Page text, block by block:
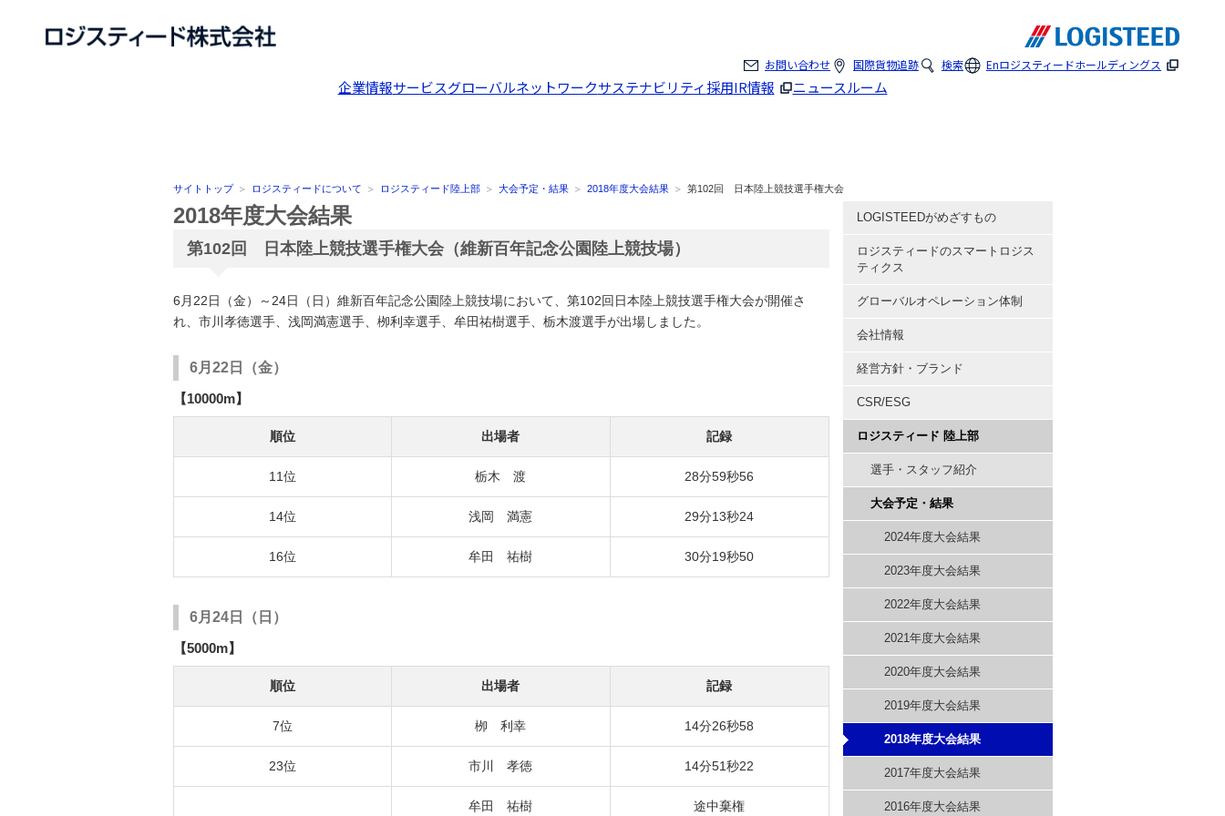
企業情報サービスグローバルネットワークサステナビリティ採用IR情報 ニュースルーム
お問い合わせ 国際貨物追跡 検索 Enロジスティードホールディングス
サイトトップ ロジスティードについて ロジスティード陸上部 大会予定・結果 2018年度大会結果 第102回 日本陸上競技選手権大会
2018年度大会結果
第102回 日本陸上競技選手権大会（維新百年記念公園陸上競技場）
6月22日（金）～24日（日）維新百年記念公園陸上競技場において、第102回日本陸上競技選手権大会が開催さ
れ、市川孝徳選手、浅岡満憲選手、栁利幸選手、牟田祐樹選手、栃木渡選手が出場しました。
6月22日（金）
【10000m】
順位 出場者 記録
11位 栃木 渡 28分59秒56
14位 浅岡 満憲 29分13秒24
16位 牟田 祐樹 30分19秒50
6月24日（日）
【5000m】
順位 出場者 記録
7位 栁 利幸 14分26秒58
23位 市川 孝徳 14分51秒22
牟田 祐樹 途中棄権
LOGISTEEDがめざすもの
ロジスティードのスマートロジス
ティクス
グローバルオペレーション体制
会社情報
経営方針・ブランド
CSR/ESG
ロジスティード 陸上部
選手・スタッフ紹介
大会予定・結果
2024年度大会結果
2023年度大会結果
2022年度大会結果
2021年度大会結果
2020年度大会結果
2019年度大会結果
2018年度大会結果
2017年度大会結果
2016年度大会結果